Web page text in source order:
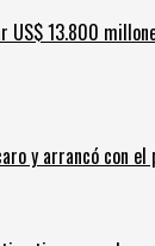
13.800
y arrancó con